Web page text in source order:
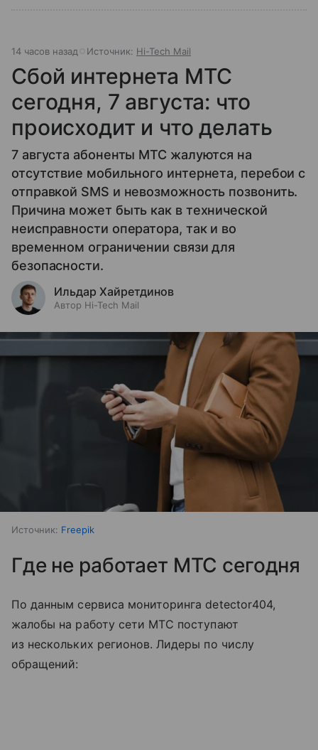
14 часов назад Источник: Hi-Tech Mail
Сбой интернета МТС
сегодня, 7 августа: что
происходит и что делать
7 августа абоненты МТС жалуются на
отсутствие мобильного интернета, перебои с
отправкой SMS и невозможность позвонить.
Причина может быть как в технической
неисправности оператора, так и во
временном ограничении связи для
безопасности.
Ильдар Хайретдинов
Автор Hi-Tech Mail
Источник: Freepik
Где не работает МТС сегодня
По данным сервиса мониторинга detector404,
жалобы на работу сети МТС поступают
из нескольких регионов. Лидеры по числу
обращений: